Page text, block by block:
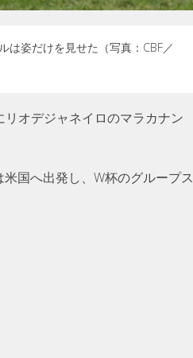
は姿だけを見せた（写真：CBF／
オデジャネイロのマラカナン
国へ出発し、W杯のグループス